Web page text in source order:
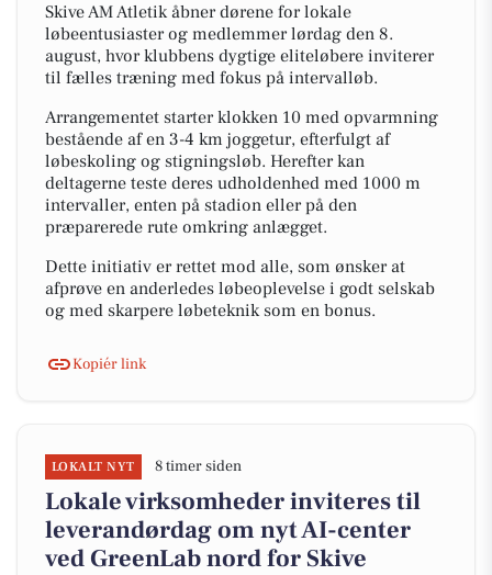
Skive AM Atletik åbner dørene for lokale
løbeentusiaster og medlemmer lørdag den 8.
august, hvor klubbens dygtige eliteløbere inviterer
til fælles træning med fokus på intervalløb.
Arrangementet starter klokken 10 med opvarmning
bestående af en 3-4 km joggetur, efterfulgt af
løbeskoling og stigningsløb. Herefter kan
deltagerne teste deres udholdenhed med 1000 m
intervaller, enten på stadion eller på den
præparerede rute omkring anlægget.
Dette initiativ er rettet mod alle, som ønsker at
afprøve en anderledes løbeoplevelse i godt selskab
og med skarpere løbeteknik som en bonus.
Kopiér link
LOKALT NYT 8 timer siden
Lokale virksomheder inviteres til
leverandørdag om nyt AI-center
ved GreenLab nord for Skive